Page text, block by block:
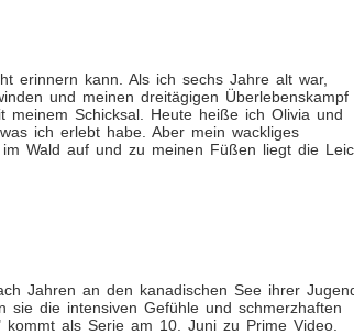
erinnern kann. Als ich sechs Jahre alt war,
und meinen dreitägigen Überlebenskampf
meinem Schicksal. Heute heiße ich Olivia und
ich erlebt habe. Aber mein wackliges
Wald auf und zu meinen Füßen liegt die
Jahren an den kanadischen See ihrer
sie die intensiven Gefühle und schmerzhaften
als Serie am 10. Juni zu Prime Video.